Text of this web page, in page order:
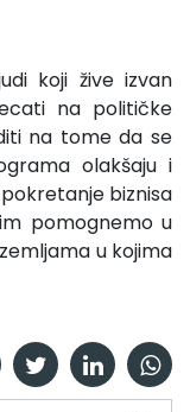
koji žive izvan
na političke
na tome da se
olakšaju i
biznisa
pomognemo u
u kojima